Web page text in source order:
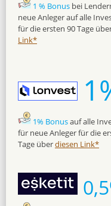
1 % Bonus bei
neue Anleger auf alle
für die ersten 90 Tage
Link*
1% Bonusauf alle
für neue Anleger für die
Tage überdiesen Link*